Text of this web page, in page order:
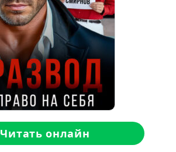
Читать онлайн